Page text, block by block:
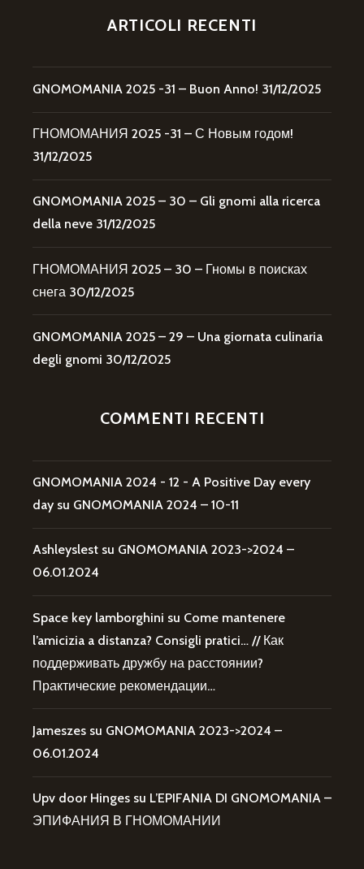
ARTICOLI RECENTI
GNOMOMANIA 2025 -31 – Buon Anno! 31/12/2025
ГНОМОМАНИЯ 2025 -31 – С Новым годом!
31/12/2025
GNOMOMANIA 2025 – 30 – Gli gnomi alla ricerca
della neve 31/12/2025
ГНОМОМАНИЯ 2025 – 30 – Гномы в поисках
снега 30/12/2025
GNOMOMANIA 2025 – 29 – Una giornata culinaria
degli gnomi 30/12/2025
COMMENTI RECENTI
GNOMOMANIA 2024 - 12 - A Positive Day every
day su GNOMOMANIA 2024 – 10-11
Ashleyslest su GNOMOMANIA 2023->2024 –
06.01.2024
Space key lamborghini su Come mantenere
l’amicizia a distanza? Consigli pratici… // Как
поддерживать дружбу на расстоянии?
Практические рекомендации…
Jameszes su GNOMOMANIA 2023->2024 –
06.01.2024
Upv door Hinges su L’EPIFANIA DI GNOMOMANIA –
ЭПИФАНИЯ В ГНОМОМАНИИ